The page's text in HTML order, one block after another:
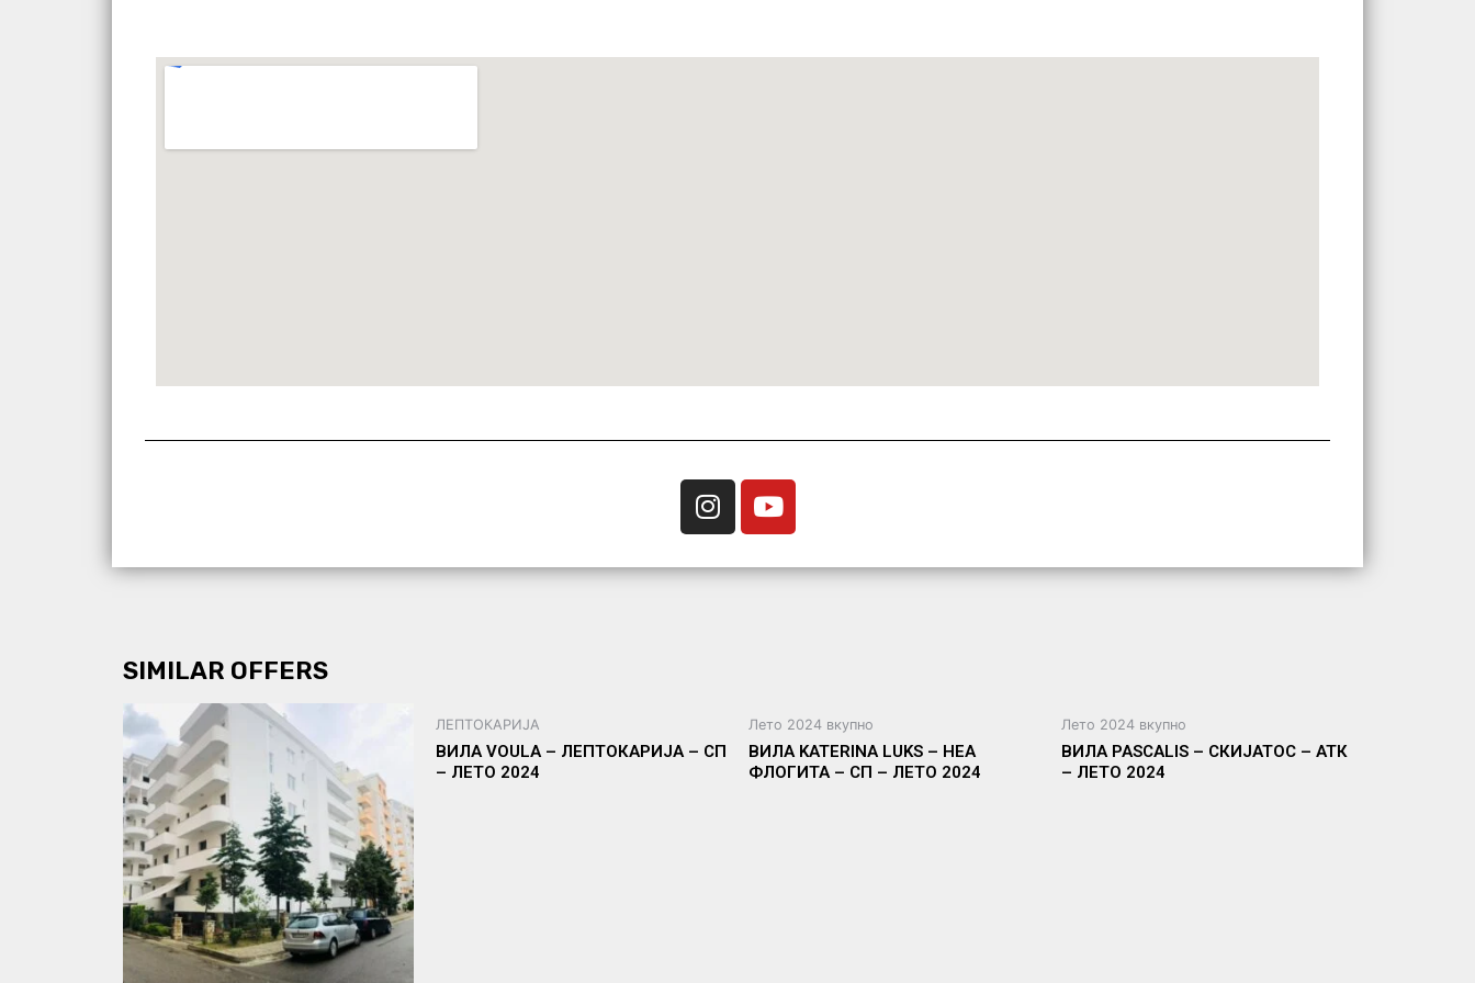
SIMILAR OFFERS
ЛЕПТОКАРИЈА
ВИЛА VOULA – ЛЕПТОКАРИЈА – СП
– ЛЕТО 2024
Лето 2024 вкупно
ВИЛА KATERINA LUKS – НЕА
ФЛОГИТА – СП – ЛЕТО 2024
Лето 2024 вкупно
ВИЛА PASCALIS – СКИЈАТОС – АТК
– ЛЕТО 2024